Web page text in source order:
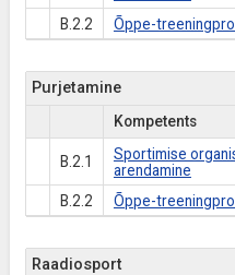
B.2.2 Õppe-
Purjetamine
Kompetents
B.2.1
Sportimise
arendamine
B.2.2 Õppe-
Raadiosport